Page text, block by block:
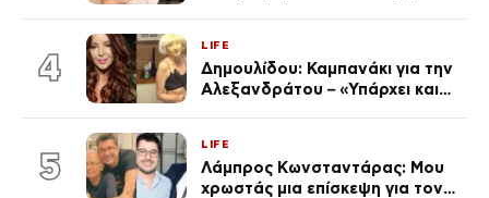
4
LIFE
Δημουλίδου: Καμπανάκι για την
Αλεξανδράτου – «Υπάρχει και
5
LIFE
Λάμπρος Κωνσταντάρας: Μου
χρωστάς μια επίσκεψη για τον